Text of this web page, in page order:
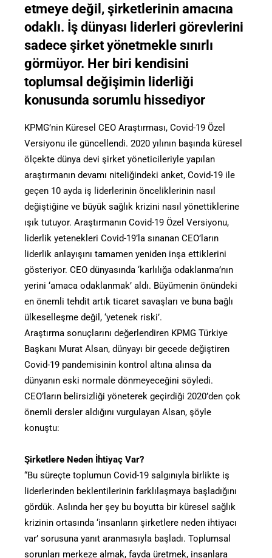
etmeye değil, şirketlerinin amacına
odaklı. İş dünyası liderleri görevlerini
sadece şirket yönetmekle sınırlı
görmüyor. Her biri kendisini
toplumsal değişimin liderliği
konusunda sorumlu hissediyor
KPMG’nin Küresel CEO Araştırması, Covid-19 Özel
Versiyonu ile güncellendi. 2020 yılının başında küresel
ölçekte dünya devi şirket yöneticileriyle yapılan
araştırmanın devamı niteliğindeki anket, Covid-19 ile
geçen 10 ayda iş liderlerinin önceliklerinin nasıl
değiştiğine ve büyük sağlık krizini nasıl yönettiklerine
ışık tutuyor. Araştırmanın Covid-19 Özel Versiyonu,
liderlik yetenekleri Covid-19’la sınanan CEO’ların
liderlik anlayışını tamamen yeniden inşa ettiklerini
gösteriyor. CEO dünyasında ‘karlılığa odaklanma’nın
yerini ‘amaca odaklanmak’ aldı. Büyümenin önündeki
en önemli tehdit artık ticaret savaşları ve buna bağlı
ülkeselleşme değil, ‘yetenek riski’.
Araştırma sonuçlarını değerlendiren KPMG Türkiye
Başkanı Murat Alsan, dünyayı bir gecede değiştiren
Covid-19 pandemisinin kontrol altına alınsa da
dünyanın eski normale dönmeyeceğini söyledi.
CEO’ların belirsizliği yöneterek geçirdiği 2020’den çok
önemli dersler aldığını vurgulayan Alsan, şöyle
konuştu:
Şirketlere Neden İhtiyaç Var?
“Bu süreçte toplumun Covid-19 salgınıyla birlikte iş
liderlerinden beklentilerinin farklılaşmaya başladığını
gördük. Aslında her şey bu boyutta bir küresel sağlık
krizinin ortasında ‘insanların şirketlere neden ihtiyacı
var’ sorusuna yanıt aranmasıyla başladı. Toplumsal
sorunları merkeze almak, fayda üretmek, insanlara